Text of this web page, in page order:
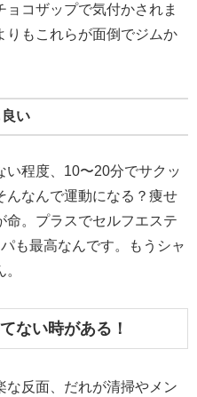
コザップで気付かされま
りもこれらが面倒でジムか
い
い程度、10〜20分でサクッ
んなんで運動になる？痩せ
命。プラスでセルフエステ
も最高なんです。もうシャ
ない時がある！
な反面、だれが清掃やメン